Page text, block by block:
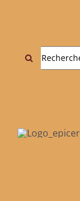
Rechercher: